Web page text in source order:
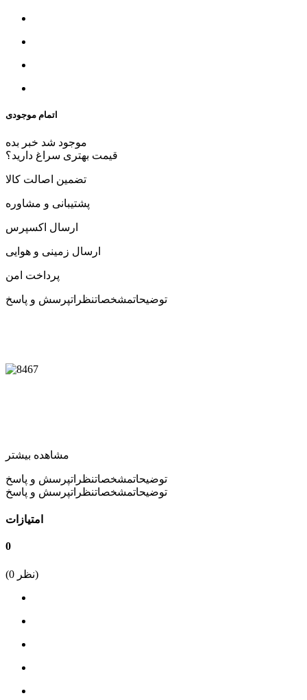
اتمام موجودی
موجود شد خبر بده
قیمت بهتری سراغ دارید؟
تضمین اصالت کالا
پشتیبانی و مشاوره
ارسال اکسپرس
ارسال زمینی و هوایی
پرداخت امن
توضیحاتمشخصاتنظراتپرسش و پاسخ
مشاهده بیشتر
توضیحاتمشخصاتنظراتپرسش و پاسخ
توضیحاتمشخصاتنظراتپرسش و پاسخ
امتیازات
0
(0 نظر)